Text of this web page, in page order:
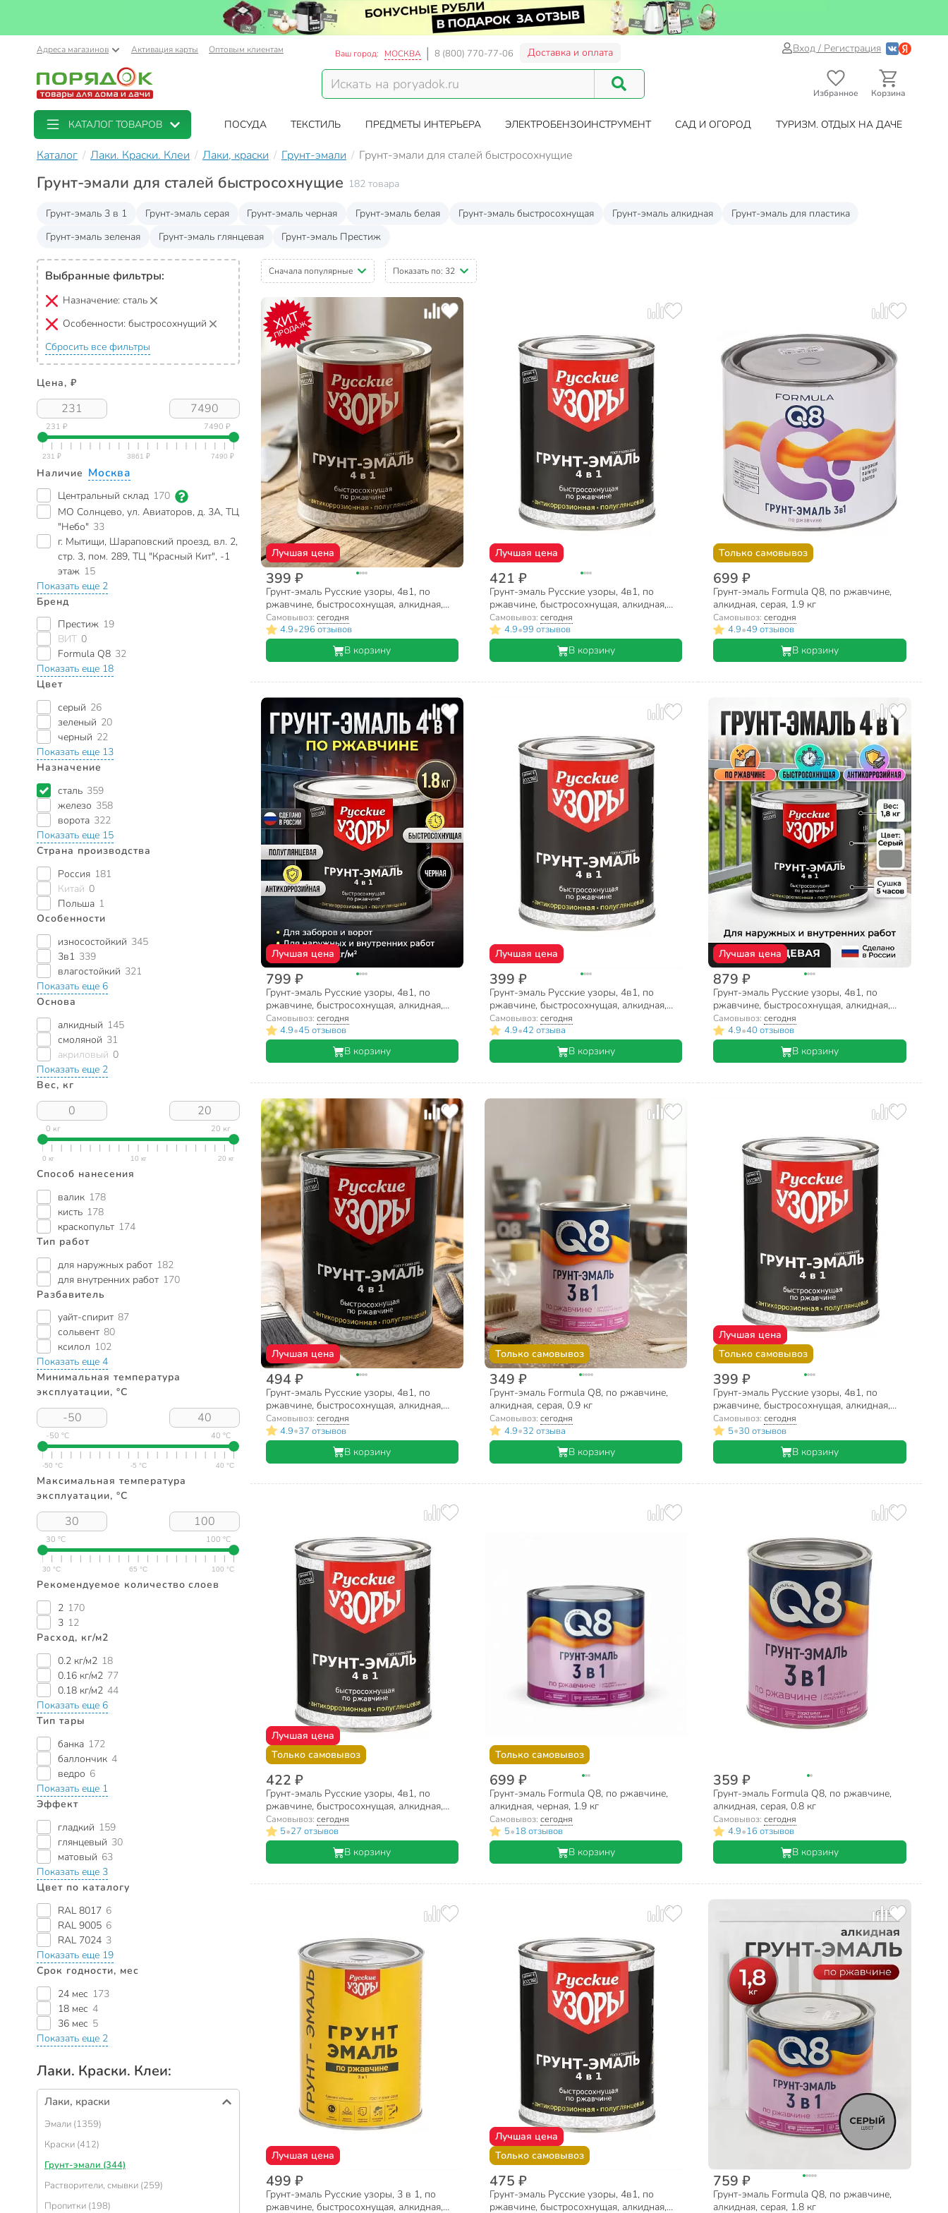
Адреса магазинов Активация карты Оптовым клиентам Ваш город: МОСКВА 8 (800) 770-77-06 Доставка и оплата Вход / Регистрация
Избранное Корзина
КАТАЛОГ ТОВАРОВ ПОСУДА ТЕКСТИЛЬ ПРЕДМЕТЫ ИНТЕРЬЕРА ЭЛЕКТРОБЕНЗОИНСТРУМЕНТ САД И ОГОРОД ТУРИЗМ. ОТДЫХ НА ДАЧЕ
Каталог Лаки. Краски. Клеи Лаки, краски Грунт-эмали Грунт-эмали для сталей быстросохнущие
Грунт-эмали для сталей быстросохнущие 182 товара
Грунт-эмаль 3 в 1 Грунт-эмаль серая Грунт-эмаль черная Грунт-эмаль белая Грунт-эмаль быстросохнущая Грунт-эмаль алкидная
Грунт-эмаль для пластика
Грунт-эмаль зеленая
Грунт-эмаль глянцевая Грунт-эмаль Престиж
Выбранные фильтры:
Назначение: сталь
Особенности: быстросохнущий
Сбросить все фильтры
Цена, ₽
231 ₽ 7490 ₽
Наличие Москва
Центральный склад 170
МО Солнцево, ул. Авиаторов, д. 3А, ТЦ
"Небо" 33
г. Мытищи, Шараповский проезд, вл. 2,
стр. 3, пом. 289, ТЦ "Красный Кит", -1
этаж 15
Показать еще 2
Бренд
Престиж 19
ВИТ 0
Formula Q8 32
Показать еще 18
Цвет
серый 26
зеленый 20
черный 22
Показать еще 13
Назначение
сталь 359
железо 358
ворота 322
Показать еще 15
Страна производства
Россия 181
Китай 0
Польша 1
Особенности
износостойкий 345
3в1 339
влагостойкий 321
Показать еще 6
Основа
алкидный 145
смоляной 31
акриловый 0
Показать еще 2
Вес, кг
0 кг 20 кг
Способ нанесения
валик 178
кисть 178
краскопульт 174
Тип работ
для наружных работ 182
для внутренних работ 170
Разбавитель
уайт-спирит 87
сольвент 80
ксилол 102
Показать еще 4
Минимальная температура
эксплуатации, °C
-50 °C 40 °C
Максимальная температура
эксплуатации, °C
30 °C 100 °C
Рекомендуемое количество слоев
2 170
3 12
Расход, кг/м2
0.2 кг/м2 18
0.16 кг/м2 77
0.18 кг/м2 44
Показать еще 6
Тип тары
банка 172
баллончик 4
ведро 6
Показать еще 1
Эффект
гладкий 159
глянцевый 30
матовый 63
Показать еще 3
Цвет по каталогу
RAL 8017 6
RAL 9005 6
RAL 7024 3
Показать еще 19
Срок годности, мес
24 мес 173
18 мес 4
36 мес 5
Показать еще 2
Лаки. Краски. Клеи:
Лаки, краски
Эмали (1359)
Краски (412)
Грунт-эмали (344)
Растворители, смывки (259)
Пропитки (198)
Сначала популярные Показать по: 32
ХИТ
ПРОДАЖ
Лучшая цена
399 ₽
Грунт-эмаль Русские узоры, 4в1, по
ржавчине, быстросохнущая, алкидная,
полуглянцевая, черная, 0.8 кг
Самовывоз: сегодня
4.9•296 отзывов
В корзину
Лучшая цена
421 ₽
Грунт-эмаль Русские узоры, 4в1, по
ржавчине, быстросохнущая, алкидная,
полуглянцевая, серая, 0.8 кг
Самовывоз: сегодня
4.9•99 отзывов
В корзину
Только самовывоз
699 ₽
Грунт-эмаль Formula Q8, по ржавчине,
алкидная, серая, 1.9 кг
Самовывоз:сегодня
4.9•49 отзывов
В корзину
Лучшая цена
799 ₽
Грунт-эмаль Русские узоры, 4в1, по
ржавчине, быстросохнущая, алкидная,
полуглянцевая, черная, 1.8 кг
Самовывоз: сегодня
4.9•45 отзывов
В корзину
Лучшая цена
399 ₽
Грунт-эмаль Русские узоры, 4в1, по
ржавчине, быстросохнущая, алкидная,
полуглянцевая, красно-коричневая, 0.8
кг
Самовывоз: сегодня
4.9•42 отзыва
В корзину
Лучшая цена
879 ₽
Грунт-эмаль Русские узоры, 4в1, по
ржавчине, быстросохнущая, алкидная,
полуглянцевая, серая, 1.8 кг
Самовывоз:сегодня
4.9•40 отзывов
В корзину
Лучшая цена
494 ₽
Грунт-эмаль Русские узоры, 4в1, по
ржавчине, быстросохнущая, алкидная,
полуглянцевая, белая, 0.8 кг
Самовывоз: сегодня
4.9•37 отзывов
В корзину
Только самовывоз
349 ₽
Грунт-эмаль Formula Q8, по ржавчине,
алкидная, серая, 0.9 кг
Самовывоз: сегодня
4.9•32 отзыва
В корзину
Лучшая цена
Только самовывоз
399 ₽
Грунт-эмаль Русские узоры, 4в1, по
ржавчине, быстросохнущая, алкидная,
полуглянцевая, синяя, 0.8 кг
Самовывоз:сегодня
5•30 отзывов
В корзину
Лучшая цена
Только самовывоз
422 ₽
Грунт-эмаль Русские узоры, 4в1, по
ржавчине, быстросохнущая, алкидная,
полуглянцевая, зеленая, 0.8 кг
Самовывоз: сегодня
5•27 отзывов
В корзину
Только самовывоз
699 ₽
Грунт-эмаль Formula Q8, по ржавчине,
алкидная, черная, 1.9 кг
Самовывоз: сегодня
5•18 отзывов
В корзину
359 ₽
Грунт-эмаль Formula Q8, по ржавчине,
алкидная, серая, 0.8 кг
Самовывоз:сегодня
4.9•16 отзывов
В корзину
Лучшая цена
499 ₽
Грунт-эмаль Русские узоры, 3 в 1, по
ржавчине, быстросохнущая, алкидная,
Лучшая цена
Только самовывоз
475 ₽
Грунт-эмаль Русские узоры, 4в1, по
ржавчине, быстросохнущая, алкидная,
759 ₽
Грунт-эмаль Formula Q8, по ржавчине,
алкидная, серая, 1.8 кг